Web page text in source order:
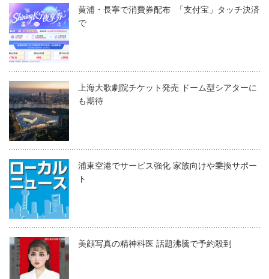
黄浦・長寧で消費券配布 「支付宝」タッチ決済
で
上海大歌劇院チケット発売 ドーム型シアターに
も期待
浦東空港でサービス強化 家族向けや乗換サポー
ト
美顔写真の精神科医 話題沸騰で予約殺到